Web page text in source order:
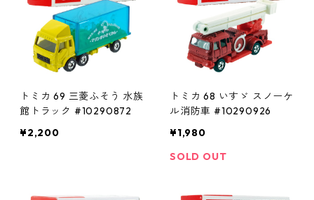
トミカ 69 三菱ふそう 水族
館トラック #10290872
¥2,200
トミカ 68 いすゞ スノーケ
ル消防車 #10290926
¥1,980
SOLD OUT